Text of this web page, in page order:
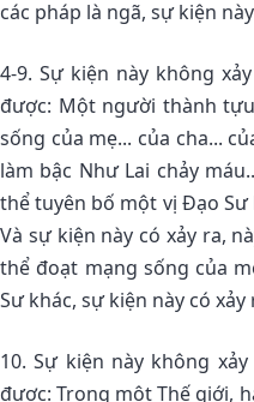
các pháp là ngã, sự kiện
4-9. Sự kiện này không
được: Một người thành
sống của mẹ... của cha...
làm bậc Như Lai chảy
thể tuyên bố một vị Ðạo Sư
Và sự kiện này có xảy ra,
thể đoạt mạng sống của
Sư khác, sự kiện này có xảy
10. Sự kiện này không
được: Trong một Thế giới,